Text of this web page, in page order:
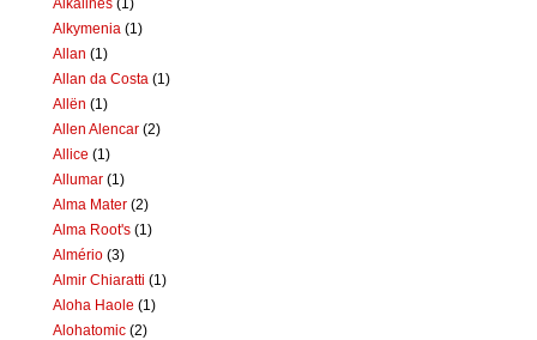
Alkymenia (1)
Allan (1)
Allan da Costa (1)
Allën (1)
Allen Alencar (2)
Allice (1)
Allumar (1)
Alma Mater (2)
Alma Root's (1)
Almério (3)
Almir Chiaratti (1)
Aloha Haole (1)
Alohatomic (2)